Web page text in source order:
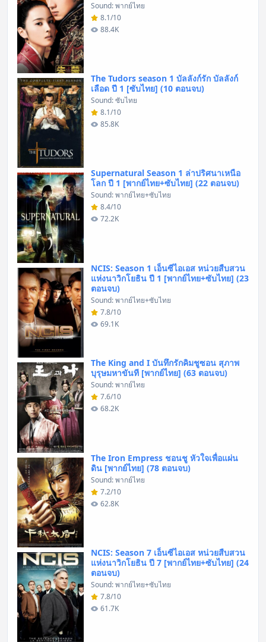
Sound: พากย์ไทย
8.1/10
88.4K
The Tudors season 1 บัลลังก์รัก บัลลังก์
เลือด ปี 1 [ซับไทย] (10 ตอนจบ)
Sound: ซับไทย
8.1/10
85.8K
Supernatural Season 1 ล่าปริศนาเหนือ
โลก ปี 1 [พากย์ไทย+ซับไทย] (22 ตอนจบ)
Sound: พากย์ไทย+ซับไทย
8.4/10
72.2K
NCIS: Season 1 เอ็นซีไอเอส หน่วยสืบสวน
แห่งนาวิกโยธิน ปี 1 [พากย์ไทย+ซับไทย] (23
ตอนจบ)
Sound: พากย์ไทย+ซับไทย
7.8/10
69.1K
The King and I บันทึกรักคิมชูซอน สุภาพ
บุรุษมหาขันที [พากย์ไทย] (63 ตอนจบ)
Sound: พากย์ไทย
7.6/10
68.2K
The Iron Empress ชอนชู หัวใจเพื่อแผ่น
ดิน [พากย์ไทย] (78 ตอนจบ)
Sound: พากย์ไทย
7.2/10
62.8K
NCIS: Season 7 เอ็นซีไอเอส หน่วยสืบสวน
แห่งนาวิกโยธิน ปี 7 [พากย์ไทย+ซับไทย] (24
ตอนจบ)
Sound: พากย์ไทย+ซับไทย
7.8/10
61.7K